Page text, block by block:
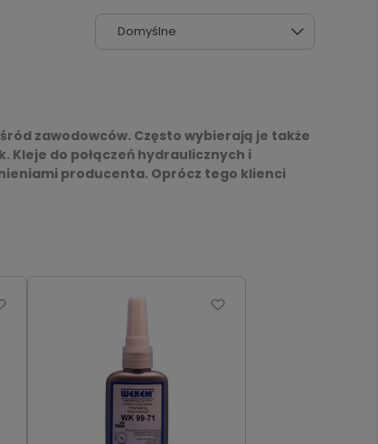
zawodowców. Często wybierają je także
do połączeń hydraulicznych i
producenta. Oprócz tego klienci